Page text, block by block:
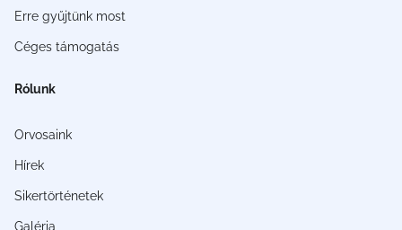
Erre gyűjtünk most
Céges támogatás
Rólunk
Orvosaink
Hírek
Sikertörténetek
Galéria